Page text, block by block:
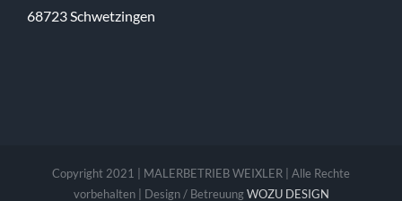
68723 Schwetzingen
Copyright 2021 | MALERBETRIEB WEIXLER | Alle Rechte
vorbehalten | Design / BetreuungWOZU DESIGN